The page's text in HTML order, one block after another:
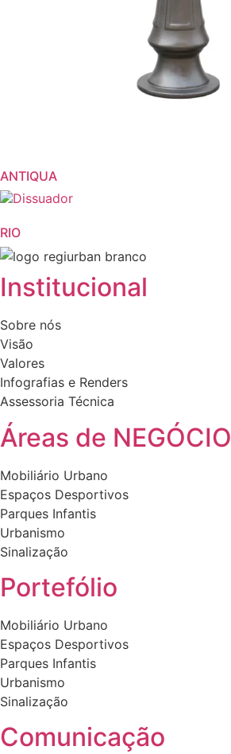
ANTIQUA
RIO
Institucional
Sobre nós
Visão
Valores
Infografias e Renders
Assessoria Técnica
Áreas de NEGÓCIO
Mobiliário Urbano
Espaços Desportivos
Parques Infantis
Urbanismo
Sinalização
Portefólio
Mobiliário Urbano
Espaços Desportivos
Parques Infantis
Urbanismo
Sinalização
Comunicação